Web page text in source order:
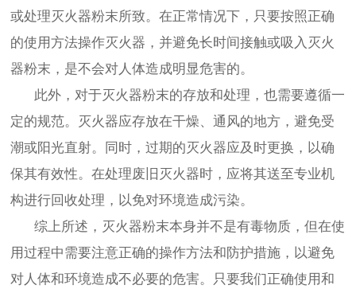
或处理灭火器粉末所致。在正常情况下，只要按照正确
的使用方法操作灭火器，并避免长时间接触或吸入灭火
器粉末，是不会对人体造成明显危害的。
此外，对于灭火器粉末的存放和处理，也需要遵循一
定的规范。灭火器应存放在干燥、通风的地方，避免受
潮或阳光直射。同时，过期的灭火器应及时更换，以确
保其有效性。在处理废旧灭火器时，应将其送至专业机
构进行回收处理，以免对环境造成污染。
综上所述，灭火器粉末本身并不是有毒物质，但在使
用过程中需要注意正确的操作方法和防护措施，以避免
对人体和环境造成不必要的危害。只要我们正确使用和